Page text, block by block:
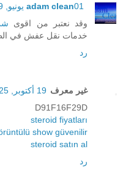
adam clean01 يونيو, 2019 05:33
وقد نعتبر من اقوى
خدمات نقل عفش في
رد
غير معرف 19 أكتوبر, 2025 14:48
D91F16F29D
steroid fiyatları
show güvenilir
steroid satın al
رد